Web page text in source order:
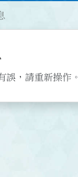
誤，請重新操作。